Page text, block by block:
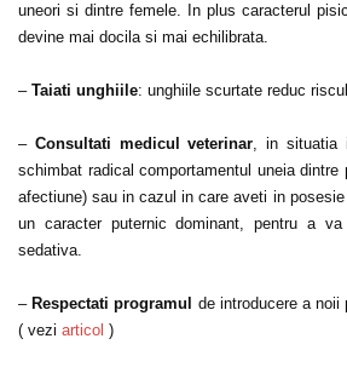
uneori si dintre femele. In plus caracterul
devine mai docila si mai echilibrata.
–Taiati unghiile: unghiile scurtate reduc
– Consultati medicul veterinar, in situatia
schimbat radical comportamentul uneia
afectiune) sau in cazul in care aveti in
un caracter puternic dominant, pentru a
sedativa.
– Respectati programul
de introducere a
( vezi articol )